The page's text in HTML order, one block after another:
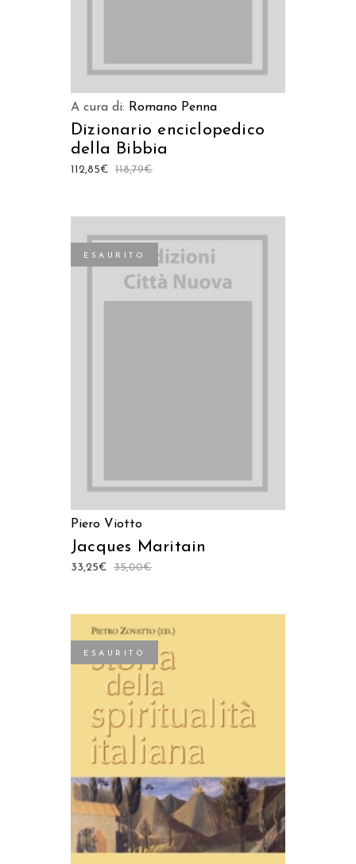
A cura di: Romano Penna
Dizionario enciclopedico
della Bibbia
118,79€
112,85€
ESAURITO
Piero Viotto
Jacques Maritain
35,00€
33,25€
ESAURITO
LEGGI TUTTO